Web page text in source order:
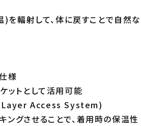
輻射して、体に戻すことで自然な
様
ットとして活用可能
Layer Access System)
グさせることで、着用時の保温性